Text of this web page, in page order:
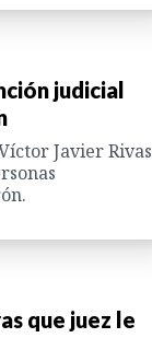
judicial
Javier Rivas
que juez le